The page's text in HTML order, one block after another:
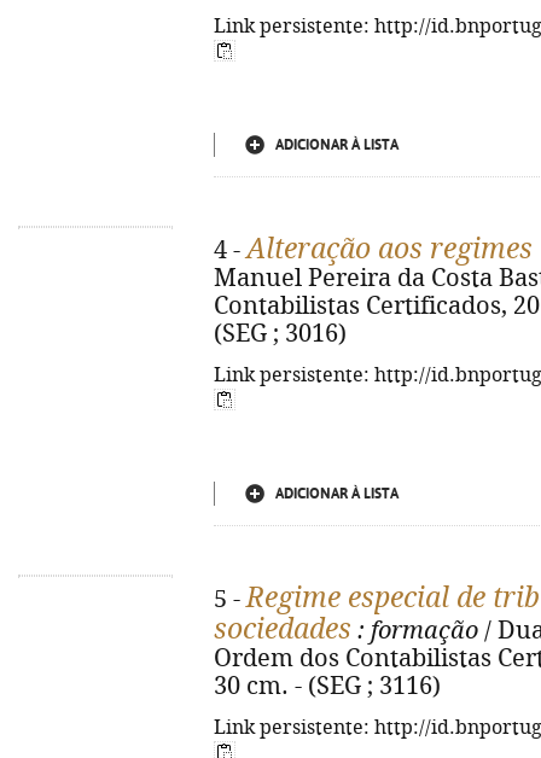
Link persistente: http://
ADICIONAR À LISTA
4 -Alteração aos regimes
Manuel Pereira da Costa
Contabilistas Certificados,
(SEG ; 3016)
Link persistente: http://
ADICIONAR À LISTA
5 -Regime especial de
sociedades : formação /
Ordem dos Contabilistas
30 cm. - (SEG ; 3116)
Link persistente: http://